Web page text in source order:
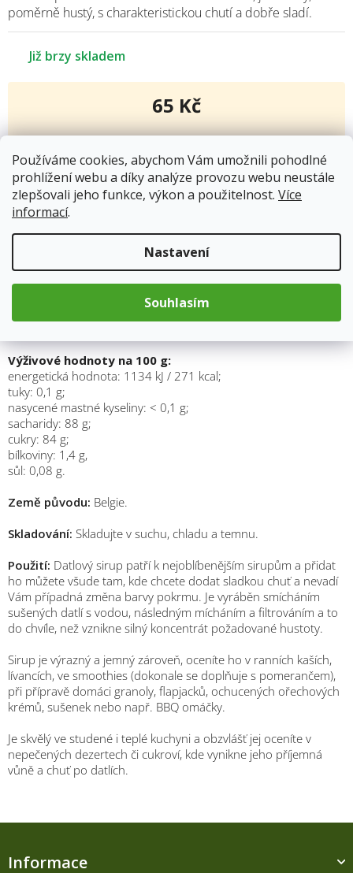
Používáme cookies, abychom Vám umožnili pohodlné
prohlížení webu a díky analýze provozu webu neustále
zlepšovali jeho funkce, výkon a použitelnost. Více
informací.
Nastavení
Souhlasím
Již brzy skladem
poměrně hustý, s charakteristickou chutí a dobře sladí.
Kód produktu:
9281
Kategorie:
Sirupy a topping
Hmotnost:
0.33 kg
Položka byla vyprodána…
65 Kč
cena:
Popis
Výživové hodnoty na 100 g:
energetická hodnota: 1134 kJ / 271 kcal;
tuky: 0,1 g;
nasycené mastné kyseliny: < 0,1 g;
sacharidy: 88 g;
cukry: 84 g;
bílkoviny: 1,4 g,
sůl: 0,08 g.
Země původu: Belgie.
Skladování: Skladujte v suchu, chladu a temnu.
Použití: Datlový sirup patří k nejoblíbenějším sirupům a přidat
ho můžete všude tam, kde chcete dodat sladkou chuť a nevadí
Vám případná změna barvy pokrmu. Je vyráběn smícháním
sušených datlí s vodou, následným mícháním a filtrováním a to
do chvíle, než vznikne silný koncentrát požadované hustoty.
Sirup je výrazný a jemný zároveň, oceníte ho v ranních kaších,
lívancích, ve smoothies (dokonale se doplňuje s pomerančem),
při přípravě domáci granoly, flapjacků, ochucených ořechových
krémů, sušenek nebo např. BBQ omáčky.
Je skvělý ve studené i teplé kuchyni a obzvlášť jej oceníte v
nepečených dezertech či cukroví, kde vynikne jeho příjemná
vůně a chuť po datlích.
Informace